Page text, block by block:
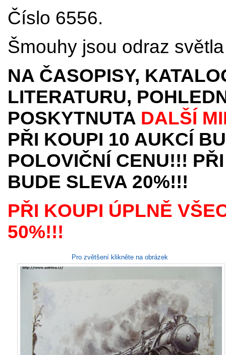
Číslo 6556.
Šmouhy jsou odraz
NA ČASOPISY,
LITERATURU,
POSKYTNUTA DALŠÍ
PŘI KOUPI 10 AUKCÍ
POLOVIČNÍ CENU!!!
BUDE SLEVA 20%!!!
PŘI KOUPI ÚPLNĚ
50%!!!
Pro zvětšení klikněte na obrázek